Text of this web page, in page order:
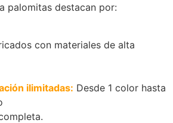
palomitas destacan por:
con materiales de alta
ilimitadas: Desde 1 color hasta